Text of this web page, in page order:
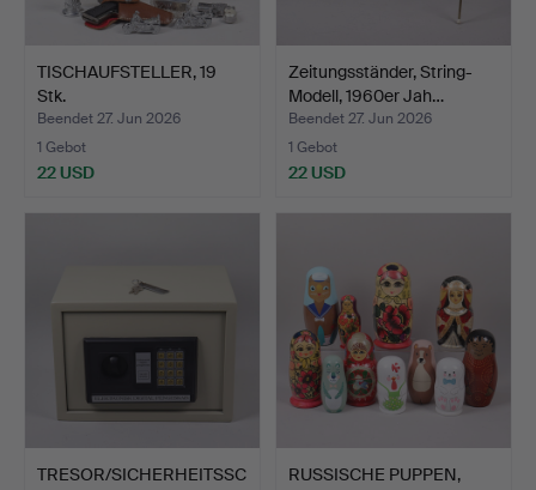
TISCHAUFSTELLER, 19
Stk.
Beendet 27. Jun 2026
1 Gebot
22 USD
Zeitungsständer, String-
Modell, 1960er Jah…
Beendet 27. Jun 2026
1 Gebot
22 USD
TRESOR/SICHERHEITSSC
RUSSISCHE PUPPEN,